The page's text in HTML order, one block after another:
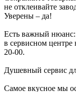
не отклеивайте
Уверены – да!
Есть важный
в сервисном центре
20-00.
Душевный сервис
Самое вкусное мы